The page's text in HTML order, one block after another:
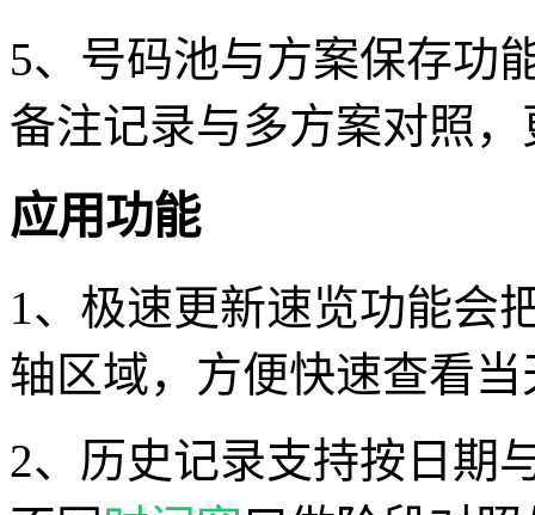
5、号码池与方案保存功
备注记录与多方案对照
应用功能
1、极速更新速览功能会
轴区域，方便快速查看
2、历史记录支持按日期